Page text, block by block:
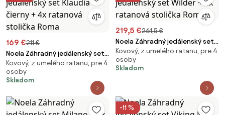
169 €211 €
Noela Záhradný jedálenský set
Klaudia čierny + 4x ratanová
stolička Roma
Kovový, z umelého ratanu, pre 4
osoby
Skladom
219,5 €261,5 €
Noela Záhradný jedálenský set
Wilder + 4x ratanová stolička
Roma
Kovový, z umelého ratanu, pre 4
osoby
Skladom
-11 %